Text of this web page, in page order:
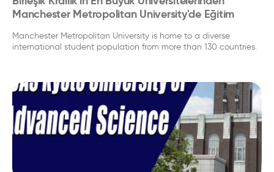
Manchester Metropolitan University'de Eğitim
Manchester Metropolitan University is home to a diverse
international student population from more than 130 countries.